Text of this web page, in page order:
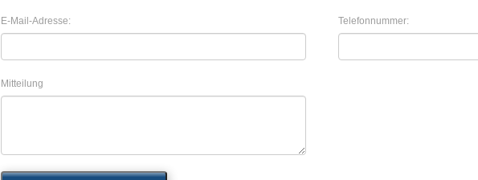
E-Mail-Adresse: Telefonnummer:
Mitteilung